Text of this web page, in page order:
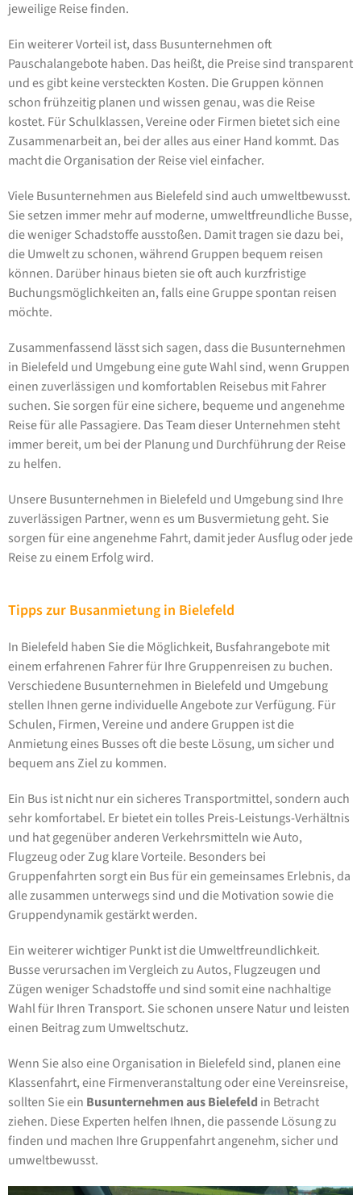
jeweilige Reise finden.
Ein weiterer Vorteil ist, dass Busunternehmen oft
Pauschalangebote haben. Das heißt, die Preise sind transparent
und es gibt keine versteckten Kosten. Die Gruppen können
schon frühzeitig planen und wissen genau, was die Reise
kostet. Für Schulklassen, Vereine oder Firmen bietet sich eine
Zusammenarbeit an, bei der alles aus einer Hand kommt. Das
macht die Organisation der Reise viel einfacher.
Viele Busunternehmen aus Bielefeld sind auch umweltbewusst.
Sie setzen immer mehr auf moderne, umweltfreundliche Busse,
die weniger Schadstoffe ausstoßen. Damit tragen sie dazu bei,
die Umwelt zu schonen, während Gruppen bequem reisen
können. Darüber hinaus bieten sie oft auch kurzfristige
Buchungsmöglichkeiten an, falls eine Gruppe spontan reisen
möchte.
Zusammenfassend lässt sich sagen, dass die Busunternehmen
in Bielefeld und Umgebung eine gute Wahl sind, wenn Gruppen
einen zuverlässigen und komfortablen Reisebus mit Fahrer
suchen. Sie sorgen für eine sichere, bequeme und angenehme
Reise für alle Passagiere. Das Team dieser Unternehmen steht
immer bereit, um bei der Planung und Durchführung der Reise
zu helfen.
Unsere Busunternehmen in Bielefeld und Umgebung sind Ihre
zuverlässigen Partner, wenn es um Busvermietung geht. Sie
sorgen für eine angenehme Fahrt, damit jeder Ausflug oder jede
Reise zu einem Erfolg wird.
Tipps zur Busanmietung in Bielefeld
In Bielefeld haben Sie die Möglichkeit, Busfahrangebote mit
einem erfahrenen Fahrer für Ihre Gruppenreisen zu buchen.
Verschiedene Busunternehmen in Bielefeld und Umgebung
stellen Ihnen gerne individuelle Angebote zur Verfügung. Für
Schulen, Firmen, Vereine und andere Gruppen ist die
Anmietung eines Busses oft die beste Lösung, um sicher und
bequem ans Ziel zu kommen.
Ein Bus ist nicht nur ein sicheres Transportmittel, sondern auch
sehr komfortabel. Er bietet ein tolles Preis-Leistungs-Verhältnis
und hat gegenüber anderen Verkehrsmitteln wie Auto,
Flugzeug oder Zug klare Vorteile. Besonders bei
Gruppenfahrten sorgt ein Bus für ein gemeinsames Erlebnis, da
alle zusammen unterwegs sind und die Motivation sowie die
Gruppendynamik gestärkt werden.
Ein weiterer wichtiger Punkt ist die Umweltfreundlichkeit.
Busse verursachen im Vergleich zu Autos, Flugzeugen und
Zügen weniger Schadstoffe und sind somit eine nachhaltige
Wahl für Ihren Transport. Sie schonen unsere Natur und leisten
einen Beitrag zum Umweltschutz.
Wenn Sie also eine Organisation in Bielefeld sind, planen eine
Klassenfahrt, eine Firmenveranstaltung oder eine Vereinsreise,
sollten Sie ein Busunternehmen aus Bielefeld in Betracht
ziehen. Diese Experten helfen Ihnen, die passende Lösung zu
finden und machen Ihre Gruppenfahrt angenehm, sicher und
umweltbewusst.